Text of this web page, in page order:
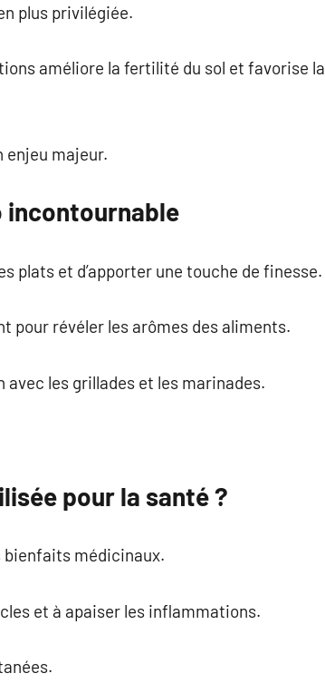
plus privilégiée.
améliore la fertilité du sol et favorise la
enjeu majeur.
incontournable
plats et d’apporter une touche de finesse.
pour révéler les arômes des aliments.
les grillades et les marinades.
pour la santé ?
bienfaits médicinaux.
et à apaiser les inflammations.